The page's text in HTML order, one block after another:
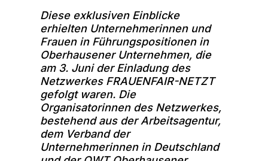
Diese exklusiven Einblicke
erhielten Unternehmerinnen und
Frauen in Führungspositionen in
Oberhausener Unternehmen, die
am 3. Juni der Einladung des
Netzwerkes FRAUENFAIR-NETZT
gefolgt waren. Die
Organisatorinnen des Netzwerkes,
bestehend aus der Arbeitsagentur,
dem Verband der
Unternehmerinnen in Deutschland